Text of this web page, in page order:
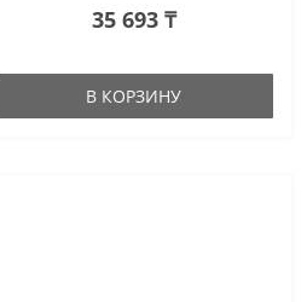
35 693 ₸
В КОРЗИНУ